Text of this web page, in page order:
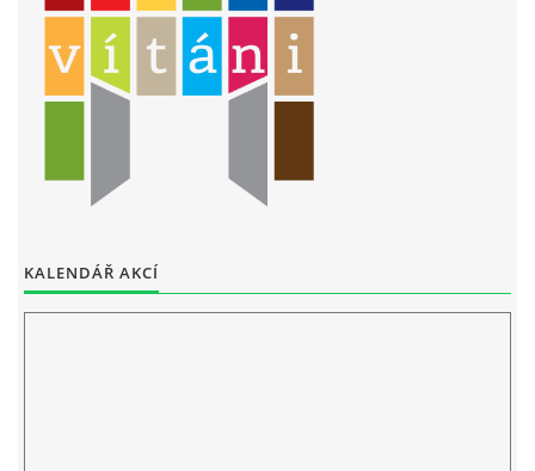
KALENDÁŘ AKCÍ